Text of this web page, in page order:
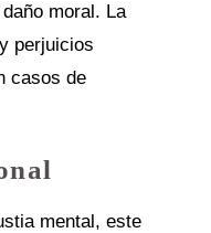
moral. La
perjuicios
casos de
mental, este